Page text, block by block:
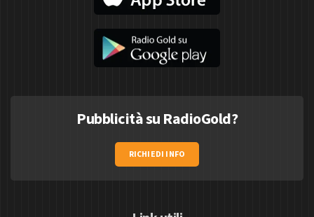
Pubblicità su RadioGold?
RICHIEDI INFO